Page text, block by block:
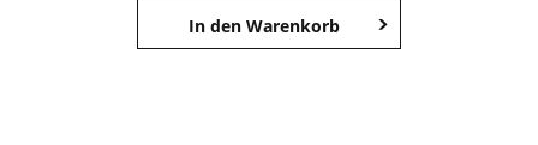
In den Warenkorb